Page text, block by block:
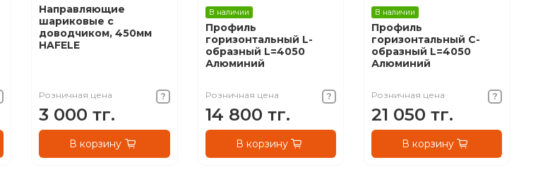
Направляющие
шариковые с
доводчиком, 450мм
HAFELE
Розничная цена
3 000 тг.
В корзину
В наличии
Профиль
горизонтальный L-
образный L=4050
Алюминий
Розничная цена
14 800 тг.
В корзину
В наличии
Профиль
горизонтальный С-
образный L=4050
Алюминий
Розничная цена
21 050 тг.
В корзину